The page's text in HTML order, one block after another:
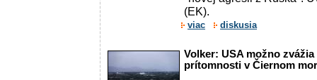
(EK).
viac diskusia
Volker: USA možno
prítomnosti v Čiernom